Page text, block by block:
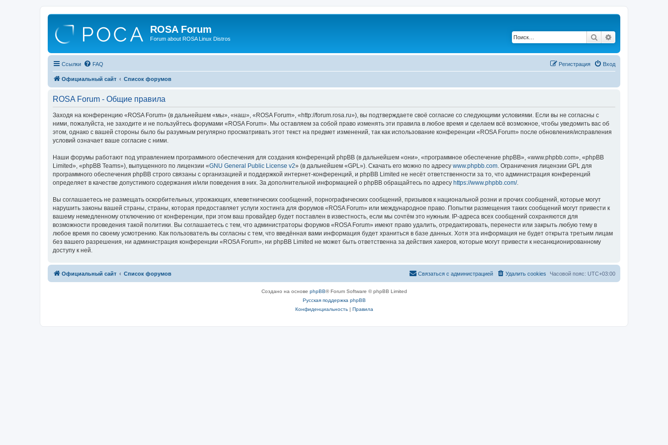
ROSA Forum
Forum about ROSA Linux Distros Поиск
Ссылки FAQ Вход
Регистрация
Официальный сайт Список форумов
ROSA Forum - Общие правила
Заходя на конференцию «ROSA Forum» (в дальнейшем «мы», «наш», «ROSA Forum», «http://forum.rosa.ru»), вы подтверждаете своё согласие со следующими условиями. Если вы не согласны с
ними, пожалуйста, не заходите и не пользуйтесь форумами «ROSA Forum». Мы оставляем за собой право изменять эти правила в любое время и сделаем всё возможное, чтобы уведомить вас об
этом, однако с вашей стороны было бы разумным регулярно просматривать этот текст на предмет изменений, так как использование конференции «ROSA Forum» после обновления/исправления
условий означает ваше согласие с ними.
Наши форумы работают под управлением программного обеспечения для создания конференций phpBB (в дальнейшем «они», «программное обеспечение phpBB», «www.phpbb.com», «phpBB
Limited», «phpBB Teams»), выпущенного по лицензии «GNU General Public License v2» (в дальнейшем «GPL»). Скачать его можно по адресу www.phpbb.com . Ограничения лицензии GPL для
программного обеспечения phpBB строго связаны с организацией и поддержкой интернет-конференций, и phpBB Limited не несёт ответственности за то, что администрация конференций
определяет в качестве допустимого содержания и/или поведения в них. За дополнительной информацией о phpBB обращайтесь по адресу https://www.phpbb.com/.
Вы соглашаетесь не размещать оскорбительных, угрожающих, клеветнических сообщений, порнографических сообщений, призывов к национальной розни и прочих сообщений, которые могут
нарушить законы вашей страны, страны, которая предоставляет услуги хостинга для форумов «ROSA Forum» или международное право. Попытки размещения таких сообщений могут привести к
вашему немедленному отключению от конференции, при этом ваш провайдер будет поставлен в известность, если мы сочтём это нужным. IP-адреса всех сообщений сохраняются для
возможности проведения такой политики. Вы соглашаетесь с тем, что администраторы форумов «ROSA Forum» имеют право удалить, отредактировать, перенести или закрыть любую тему в
любое время по своему усмотрению. Как пользователь вы согласны с тем, что введённая вами информация будет храниться в базе данных. Хотя эта информация не будет открыта третьим лицам
без вашего разрешения, ни администрация конференции «ROSA Forum», ни phpBB Limited не может быть ответственна за действия хакеров, которые могут привести к несанкционированному
доступу к ней.
Официальный сайт Список форумов Часовой пояс: UTC+03:00
Удалить cookies
Связаться с администрацией
Создано на основе phpBB® Forum Software © phpBB Limited
Русская поддержка phpBB
Конфиденциальность| Правила